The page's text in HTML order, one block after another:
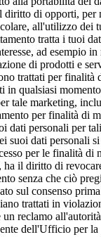
diritto di opporti, per
all'utilizzo dei
tratta i tuoi
ad esempio in
di prodotti e
trattati per finalità
in qualsiasi
tale marketing,
per finalità di
dati personali per
suoi dati personali
per le finalità di
ha il diritto di
senza che ciò
sul consenso
trattati in
un reclamo
dell'Ufficio per la